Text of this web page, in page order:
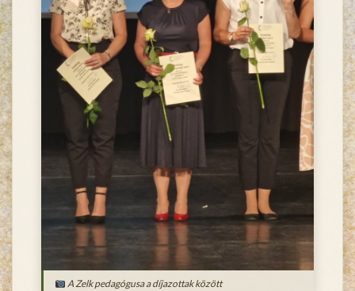
A Zelk pedagógusa a díjazottak között